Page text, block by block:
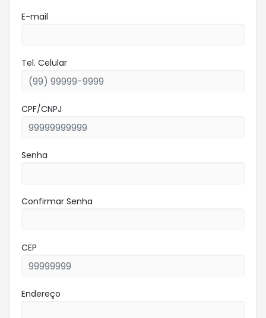
E-mail
Tel. Celular
CPF/CNPJ
Senha
Confirmar Senha
CEP
Endereço